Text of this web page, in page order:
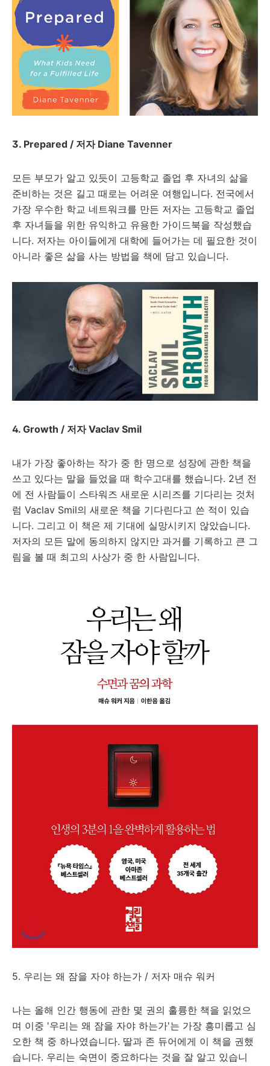
3. Prepared / 저자 Diane Tavenner
모든 부모가 알고 있듯이 고등학교 졸업 후 자녀의 삶을
준비하는 것은 길고 때로는 어려운 여행입니다. 전국에서
가장 우수한 학교 네트워크를 만든 저자는 고등학교 졸업
후 자녀들을 위한 유익하고 유용한 가이드북을 작성했습
니다. 저자는 아이들에게 대학에 들어가는 데 필요한 것이
아니라 좋은 삶을 사는 방법을 책에 담고 있습니다.
4. Growth / 저자 Vaclav Smil
내가 가장 좋아하는 작가 중 한 명으로 성장에 관한 책을
쓰고 있다는 말을 들었을 때 학수고대를 했습니다. 2년 전
에 전 사람들이 스타워즈 새로운 시리즈를 기다리는 것처
럼 Vaclav Smil의 새로운 책을 기다린다고 쓴 적이 있습
니다. 그리고 이 책은 제 기대에 실망시키지 않았습니다.
저자의 모든 말에 동의하지 않지만 과거를 기록하고 큰 그
림을 볼 때 최고의 사상가 중 한 사람입니다.
5. 우리는 왜 잠을 자야 하는가 / 저자 매슈 워커
나는 올해 인간 행동에 관한 몇 권의 훌륭한 책을 읽었으
며 이중 '우리는 왜 잠을 자야 하는가'는 가장 흥미롭고 심
오한 책 중 하나였습니다. 딸과 존 듀어에게 이 책을 권했
습니다. 우리는 숙면이 중요하다는 것을 잘 알고 있습니